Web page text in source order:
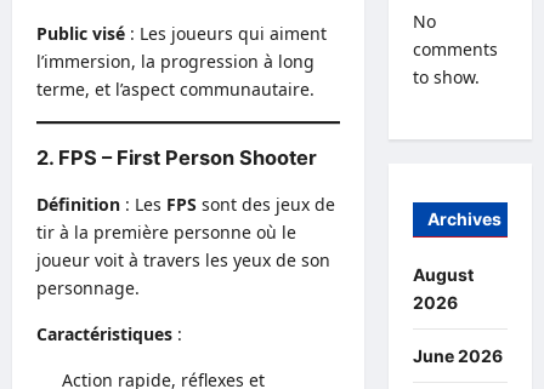
Public visé : Les joueurs qui aiment
l’immersion, la progression à long
terme, et l’aspect communautaire.
2. FPS – First Person Shooter
Définition : Les FPS sont des jeux de
tir à la première personne où le
joueur voit à travers les yeux de son
personnage.
Caractéristiques :
Action rapide, réflexes et
No
comments
to show.
Archives
August
2026
June 2026